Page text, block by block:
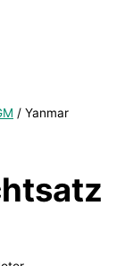
/ Yanmar